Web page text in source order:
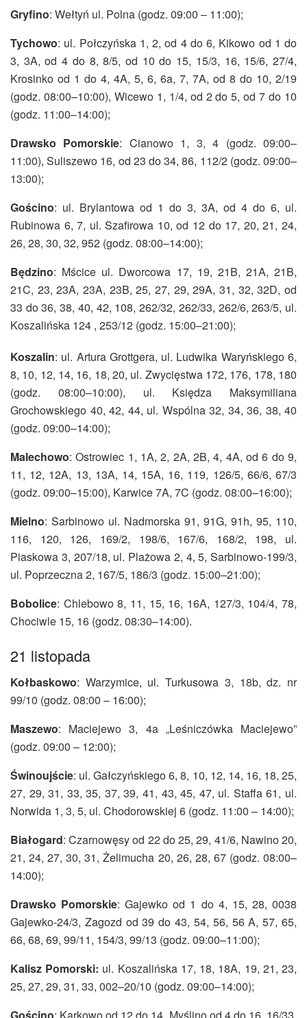
Gryfino: Wełtyń ul. Polna (godz. 09:00 – 11:00);
Tychowo: ul. Połczyńska 1, 2, od 4 do 6, Kikowo od 1 do
3, 3A, od 4 do 8, 8/5, od 10 do 15, 15/3, 16, 15/6, 27/4,
Krosinko od 1 do 4, 4A, 5, 6, 6a, 7, 7A, od 8 do 10, 2/19
(godz. 08:00–10:00), Wicewo 1, 1/4, od 2 do 5, od 7 do 10
(godz. 11:00–14:00);
Drawsko Pomorskie: Cianowo 1, 3, 4 (godz. 09:00–
11:00), Suliszewo 16, od 23 do 34, 86, 112/2 (godz. 09:00–
13:00);
Gościno: ul. Brylantowa od 1 do 3, 3A, od 4 do 6, ul.
Rubinowa 6, 7, ul. Szafirowa 10, od 12 do 17, 20, 21, 24,
26, 28, 30, 32, 952 (godz. 08:00–14:00);
Będzino: Mścice ul. Dworcowa 17, 19, 21B, 21A, 21B,
21C, 23, 23A, 23A, 23B, 25, 27, 29, 29A, 31, 32, 32D, od
33 do 36, 38, 40, 42, 108, 262/32, 262/33, 262/6, 263/5, ul.
Koszalińska 124 , 253/12 (godz. 15:00–21:00);
Koszalin: ul. Artura Grottgera, ul. Ludwika Waryńskiego 6,
8, 10, 12, 14, 16, 18, 20, ul. Zwycięstwa 172, 176, 178, 180
(godz. 08:00–10:00), ul. Księdza Maksymiliana
Grochowskiego 40, 42, 44, ul. Wspólna 32, 34, 36, 38, 40
(godz. 09:00–14:00);
Malechowo: Ostrowiec 1, 1A, 2, 2A, 2B, 4, 4A, od 6 do 9,
11, 12, 12A, 13, 13A, 14, 15A, 16, 119, 126/5, 66/6, 67/3
(godz. 09:00–15:00), Karwice 7A, 7C (godz. 08:00–16:00);
Mielno: Sarbinowo ul. Nadmorska 91, 91G, 91h, 95, 110,
116, 120, 126, 169/2, 198/6, 167/6, 168/2, 198, ul.
Piaskowa 3, 207/18, ul. Plażowa 2, 4, 5, Sarbinowo-199/3,
ul. Poprzeczna 2, 167/5, 186/3 (godz. 15:00–21:00);
Bobolice: Chlebowo 8, 11, 15, 16, 16A, 127/3, 104/4, 78,
Chociwle 15, 16 (godz. 08:30–14:00).
21 listopada
Kołbaskowo: Warzymice, ul. Turkusowa 3, 18b, dz. nr
99/10 (godz. 08:00 – 16:00);
Maszewo: Maciejewo 3, 4a „Leśniczówka Maciejewo”
(godz. 09:00 – 12:00);
Świnoujście: ul. Gałczyńskiego 6, 8, 10, 12, 14, 16, 18, 25,
27, 29, 31, 33, 35, 37, 39, 41, 43, 45, 47, ul. Staffa 61, ul.
Norwida 1, 3, 5, ul. Chodorowskiej 6 (godz. 11:00 – 14:00);
Białogard: Czarnowęsy od 22 do 25, 29, 41/6, Nawino 20,
21, 24, 27, 30, 31, Żelimucha 20, 26, 28, 67 (godz. 08:00–
14:00);
Drawsko Pomorskie: Gajewko od 1 do 4, 15, 28, 0038
Gajewko-24/3, Zagozd od 39 do 43, 54, 56, 56 A, 57, 65,
66, 68, 69, 99/11, 154/3, 99/13 (godz. 09:00–11:00);
Kalisz Pomorski: ul. Koszalińska 17, 18, 18A, 19, 21, 23,
25, 27, 29, 31, 33, 002–20/10 (godz. 09:00–14:00);
Gościno: Karkowo od 12 do 14, Myślino od 4 do 16, 16/33,